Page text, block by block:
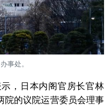
事处。
，日本内阁官房长官林
院的议院运营委员会理事